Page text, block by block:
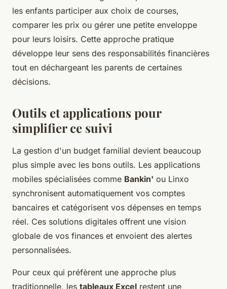
les enfants participer aux choix de courses,
comparer les prix ou gérer une petite enveloppe
pour leurs loisirs. Cette approche pratique
développe leur sens des responsabilités financières
tout en déchargeant les parents de certaines
décisions.
Outils et applications pour
simplifier ce suivi
La gestion d'un budget familial devient beaucoup
plus simple avec les bons outils. Les applications
mobiles spécialisées comme Bankin' ou Linxo
synchronisent automatiquement vos comptes
bancaires et catégorisent vos dépenses en temps
réel. Ces solutions digitales offrent une vision
globale de vos finances et envoient des alertes
personnalisées.
Pour ceux qui préfèrent une approche plus
traditionnelle, les tableaux Excel restent une